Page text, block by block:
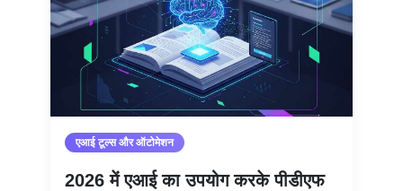
एआई टूल्स और ऑटोमेशन
2026 में एआई का उपयोग करके पीडीएफ